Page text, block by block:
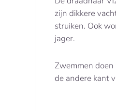
zijn dikkere
struiken. Ook
jager.
Zwemmen
de andere kant